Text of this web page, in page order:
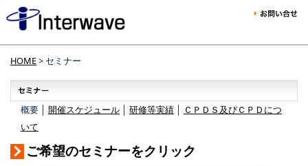
HOME> セミナー
概要 │ 開催スケジュール 研修等実績
ＣＰＤＳ及びＣＰＤにつ
いて
ご希望のセミナーをクリック